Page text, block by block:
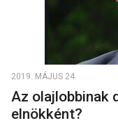
2019. MÁJUS 24.
Az olajlobbinak
elnökként?